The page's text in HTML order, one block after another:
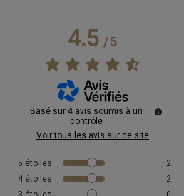
4.5/5
Basé sur 4 avis soumis à un
contrôle
Voir tous les avis sur ce site
5 étoiles
2
4 étoiles
2